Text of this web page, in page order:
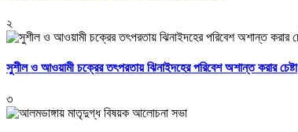
২
সুশীল ও আওয়ামী চক্রের তৎপরতায় ঝিনাইদহের পরিবেশ অশান্ত করার চেষ্টা
৩